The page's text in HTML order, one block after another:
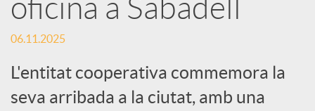
c
a
oficina a Sabadell
06.11.2025
L'entitat cooperativa commemora la
seva arribada a la ciutat, amb una